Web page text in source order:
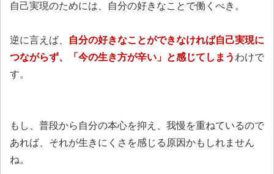
自己実現のためには、自分の好きなことで働くべき。
逆に言えば、
自分の好きなことができなければ自己実現に
つながらず、「今の生き方が辛い」と感じてしまう わけで
す。
もし、普段から自分の本心を抑え、我慢を重ねているので
あれば、それが生きにくさを感じる原因かもしれません
ね。